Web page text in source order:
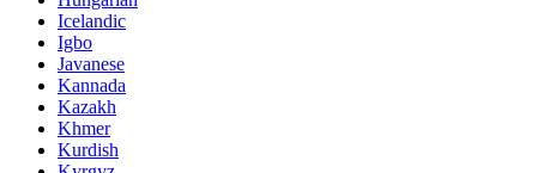
Icelandic
Igbo
Javanese
Kannada
Kazakh
Khmer
Kurdish